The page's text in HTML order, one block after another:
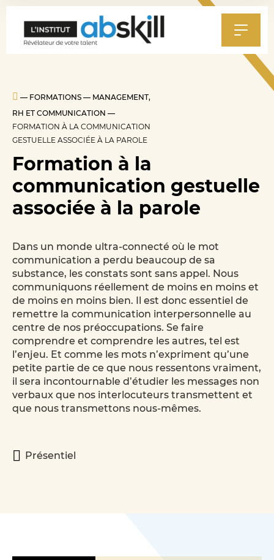
— FORMATIONS — MANAGEMENT,
RH ET COMMUNICATION —
FORMATION À LA COMMUNICATION
GESTUELLE ASSOCIÉE À LA PAROLE
Formation à la
communication gestuelle
associée à la parole
Dans un monde ultra-connecté où le mot
communication a perdu beaucoup de sa
substance, les constats sont sans appel. Nous
communiquons réellement de moins en moins et
de moins en moins bien. Il est donc essentiel de
remettre la communication interpersonnelle au
centre de nos préoccupations. Se faire
comprendre et comprendre les autres, tel est
l’enjeu. Et comme les mots n’expriment qu’une
petite partie de ce que nous ressentons vraiment,
il sera incontournable d’étudier les messages non
verbaux que nos interlocuteurs transmettent et
que nous transmettons nous-mêmes.
Présentiel